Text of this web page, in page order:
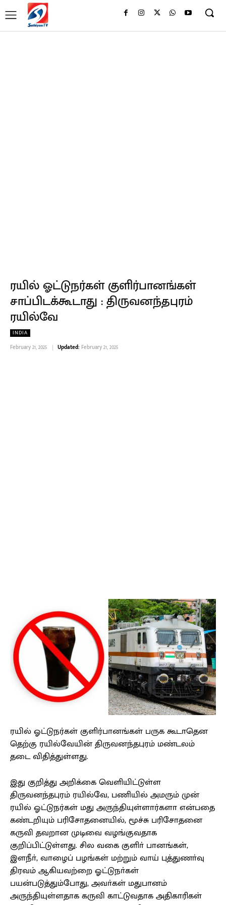
ரயில் ஓட்டுநர்கள் குளிர்பானங்கள்
சாப்பிடக்கூடாது : திருவனந்தபுரம்
ரயில்வே
INDIA
February 21, 2025 Updated: February 21, 2025
ரயில் ஓட்டுநர்கள் குளிர்பானங்கள் பருக கூடாதென
தெற்கு ரயில்வேயின் திருவனந்தபுரம் மண்டலம்
தடை விதித்துள்ளது.
இது குறித்து அறிக்கை வெளியிட்டுள்ள
திருவனந்தபுரம் ரயில்வே, பணியில் அமரும் முன்
ரயில் ஓட்டுநர்கள் மது அருந்தியுள்ளார்களா என்பதை
கண்டறியும் பரிசோதனையில், மூச்சு பரிசோதனை
கருவி தவறான முடிவை வழங்குவதாக
குறிப்பிட்டுள்ளது. சில வகை குளிா் பானங்கள்,
இளநீா், வாழைப் பழங்கள் மற்றும் வாய் புத்துணா்வு
திரவம் ஆகியவற்றை ஓட்டுநா்கள்
பயன்படுத்தும்போது, அவா்கள் மதுபானம்
அருந்தியுள்ளதாக கருவி காட்டுவதாக அதிகாரிகள்